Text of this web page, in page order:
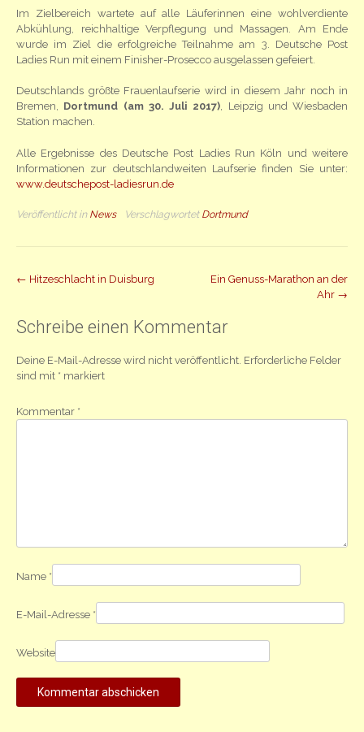
Im Zielbereich wartete auf alle Läuferinnen eine wohlverdiente
Abkühlung, reichhaltige Verpflegung und Massagen. Am Ende
wurde im Ziel die erfolgreiche Teilnahme am 3. Deutsche Post
Ladies Run mit einem Finisher-Prosecco ausgelassen gefeiert.
Deutschlands größte Frauenlaufserie wird in diesem Jahr noch in
Bremen, Dortmund (am 30. Juli 2017), Leipzig und Wiesbaden
Station machen.
Alle Ergebnisse des Deutsche Post Ladies Run Köln und weitere
Informationen zur deutschlandweiten Laufserie finden Sie unter:
www.deutschepost-ladiesrun.de
Veröffentlicht in News Verschlagwortet Dortmund
Beitrag
← Hitzeschlacht in Duisburg
Ein Genuss-Marathon an der
Ahr →
Schreibe einen Kommentar
Deine E-Mail-Adresse wird nicht veröffentlicht. Erforderliche Felder
sind mit * markiert
Kommentar *
Name *
E-Mail-Adresse *
Website